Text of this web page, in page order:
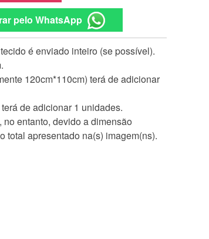
pelo WhatsApp
é enviado inteiro (se possível).
120cm*110cm) terá de adicionar
de adicionar 1 unidades.
entanto, devido a dimensão
total apresentado na(s) imagem(ns).